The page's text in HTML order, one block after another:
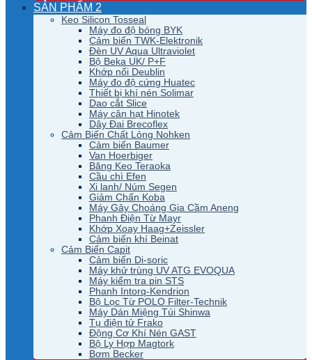
SẢN PHẨM 2
Keo Silicon Tosseal
Máy đo độ bóng BYK
Cảm biến TWK-Elektronik
Đèn UV Aqua Ultraviolet
Bộ Beka UK/ P+F
Khớp nối Deublin
Máy đo độ cứng Huatec
Thiết bị khí nén Solimar
Dao cắt Slice
Máy cân hạt Hinotek
Dây Đai Brecoflex
Cảm Biến Chất Lỏng Nohken
Cảm biến Baumer
Van Hoerbiger
Băng Keo Teraoka
Cầu chì Efen
Xi lanh/ Núm Segen
Giảm Chấn Koba
Máy Gây Choáng Gia Cầm Aneng
Phanh Điện Từ Mayr
Khớp Xoay Haag+Zeissler
Cảm biến khí Beinat
Cảm Biến Capit
Cảm biến Di-soric
Máy khử trùng UV ATG EVOQUA
Máy kiểm tra pin STS
Phanh Intorq-Kendrion
Bộ Lọc Từ POLO Filter-Technik
Máy Dán Miệng Túi Shinwa
Tụ điện tử Frako
Động Cơ Khí Nén GAST
Bộ Ly Hợp Magtork
Bơm Becker